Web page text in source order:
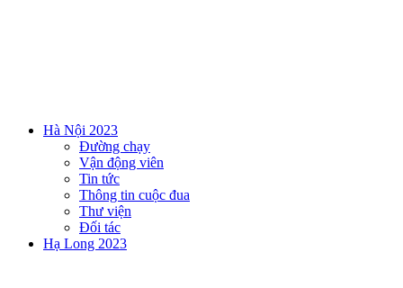
Hà Nội 2023
Đường chạy
Vận động viên
Tin tức
Thông tin cuộc đua
Thư viện
Đối tác
Hạ Long 2023